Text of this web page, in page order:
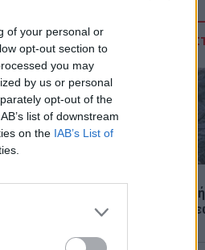
of your personal or
opt-out section to
you may
by us or personal
opt-out of the
list of downstream
on the IAB’s List of
Η παράξενη ελευθερία: Σε
της Ευρώπης, το γuμνό δεν